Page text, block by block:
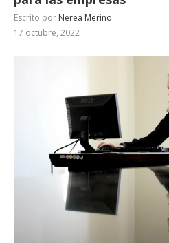
Escrito por Nerea Merino
17 octubre, 2022